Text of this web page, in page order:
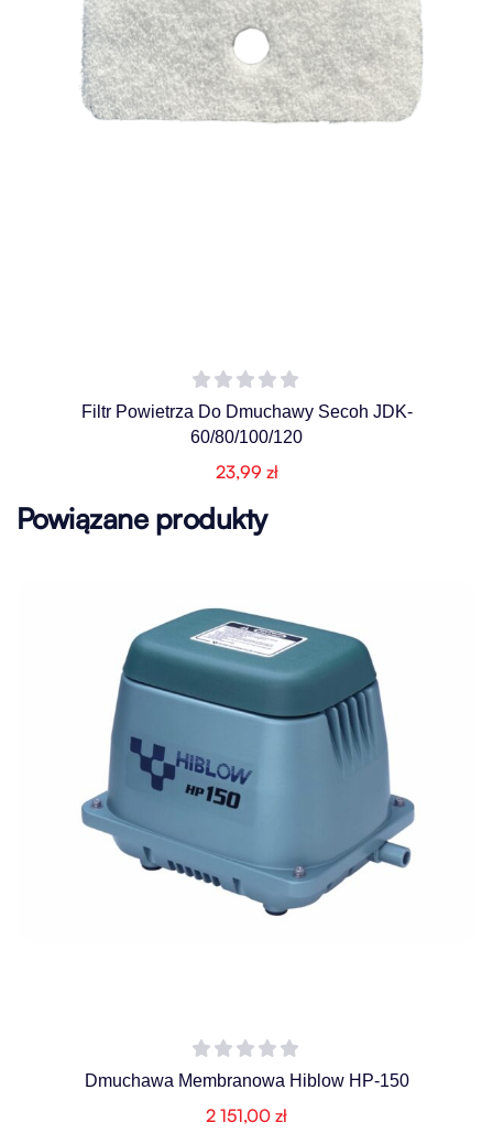
Filtr Powietrza Do Dmuchawy Secoh JDK-
60/80/100/120
23,99 zł
Powiązane produkty
Dmuchawa Membranowa Hiblow HP-150
2 151,00 zł